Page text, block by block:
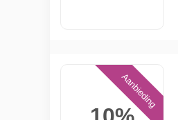
Aanbieding